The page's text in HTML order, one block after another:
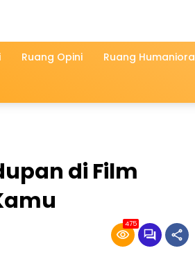
Ruang Opini Ruang Humaniora
di Film
475